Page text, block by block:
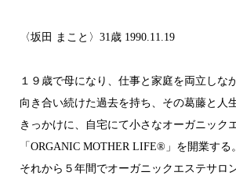
〈坂田 まこと〉31歳 1990.11.19
１９歳で母になり、仕事と家庭を両立しな
向き合い続けた過去を持ち、その葛藤と人
きっかけに、自宅にて小さなオーガニック
「ORGANIC MOTHER LIFE®︎」を開業する。
それから５年間でオーガニックエステサロ